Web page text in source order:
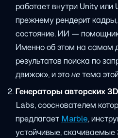
работает внутри Unity
прежнему рендерит
состояние. ИИ — помощник
Именно об этом на самом
результатов поиска по
движок», и этонетема
Генераторы авторских
Labs, сооснователем
предлагает Marble,
устойчивые, скачиваемые